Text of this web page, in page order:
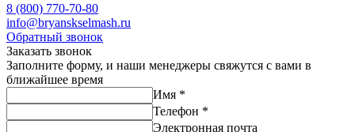
8 (800) 770-70-80
info@bryanskselmash.ru
Обратный звонок
Заказать звонок
Заполните форму, и наши менеджеры свяжутся с вами в
ближайшее время
Имя *
Телефон *
Электронная почта